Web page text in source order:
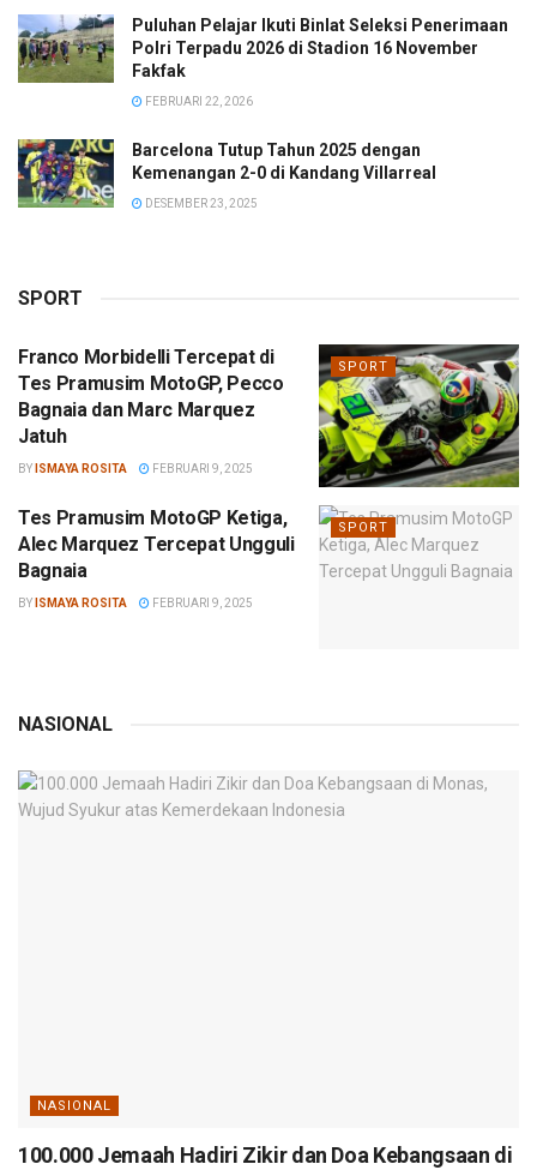
Puluhan Pelajar Ikuti Binlat Seleksi Penerimaan
Polri Terpadu 2026 di Stadion 16 November
Fakfak
FEBRUARI 22, 2026
Barcelona Tutup Tahun 2025 dengan
Kemenangan 2-0 di Kandang Villarreal
DESEMBER 23, 2025
SPORT
SPORT
Franco Morbidelli Tercepat di
Tes Pramusim MotoGP, Pecco
Bagnaia dan Marc Marquez
Jatuh
BY ISMAYA ROSITA FEBRUARI 9, 2025
SPORT
Tes Pramusim MotoGP Ketiga,
Alec Marquez Tercepat Ungguli
Bagnaia
BY ISMAYA ROSITA FEBRUARI 9, 2025
NASIONAL
NASIONAL
100.000 Jemaah Hadiri Zikir dan Doa Kebangsaan di